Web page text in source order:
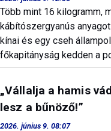
Több mint 16 kilogramm,
kábítószergyanús
kínai és egy cseh
főkapitányság kedden a
„Vállalja a hamis
lesz a bűnöző!”
2026. június 9. 08:07